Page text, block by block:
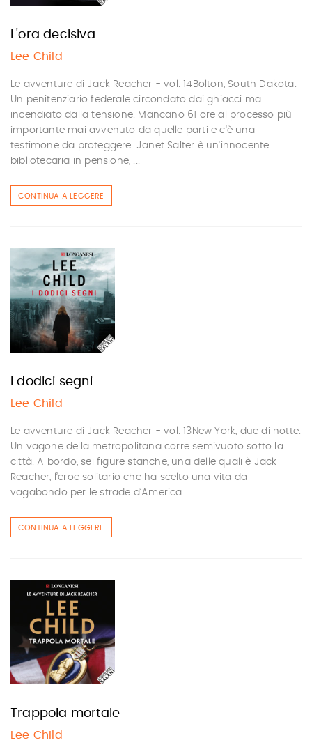
L'ora decisiva
Lee Child
Le avventure di Jack Reacher - vol. 14Bolton, South Dakota.
Un penitenziario federale circondato dai ghiacci ma
incendiato dalla tensione. Mancano 61 ore al processo più
importante mai avvenuto da quelle parti e c'è una
testimone da proteggere. Janet Salter è un'innocente
bibliotecaria in pensione, ...
CONTINUA A LEGGERE
I dodici segni
Lee Child
Le avventure di Jack Reacher - vol. 13New York, due di notte.
Un vagone della metropolitana corre semivuoto sotto la
città. A bordo, sei figure stanche, una delle quali è Jack
Reacher, l’eroe solitario che ha scelto una vita da
vagabondo per le strade d’America. ...
CONTINUA A LEGGERE
Trappola mortale
Lee Child